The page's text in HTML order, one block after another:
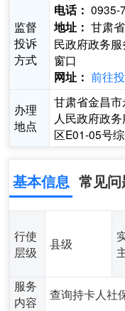
监督
投诉
方式
电话： 0935-
地址： 甘肃
民政府政务
窗口
网址： 前往
办理
地点
甘肃省金昌
人民政府政
区E01-05号
基本信息 常见
行使
层级
县级
服务
内容
查询持卡人社